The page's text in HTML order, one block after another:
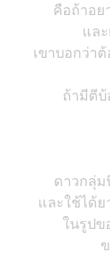
คือถ้าอย
แล
เขาบอกว่า
ถ้ามีตีบ้
ดาวกลุ่ม
และใช้ได้
ในรูปข